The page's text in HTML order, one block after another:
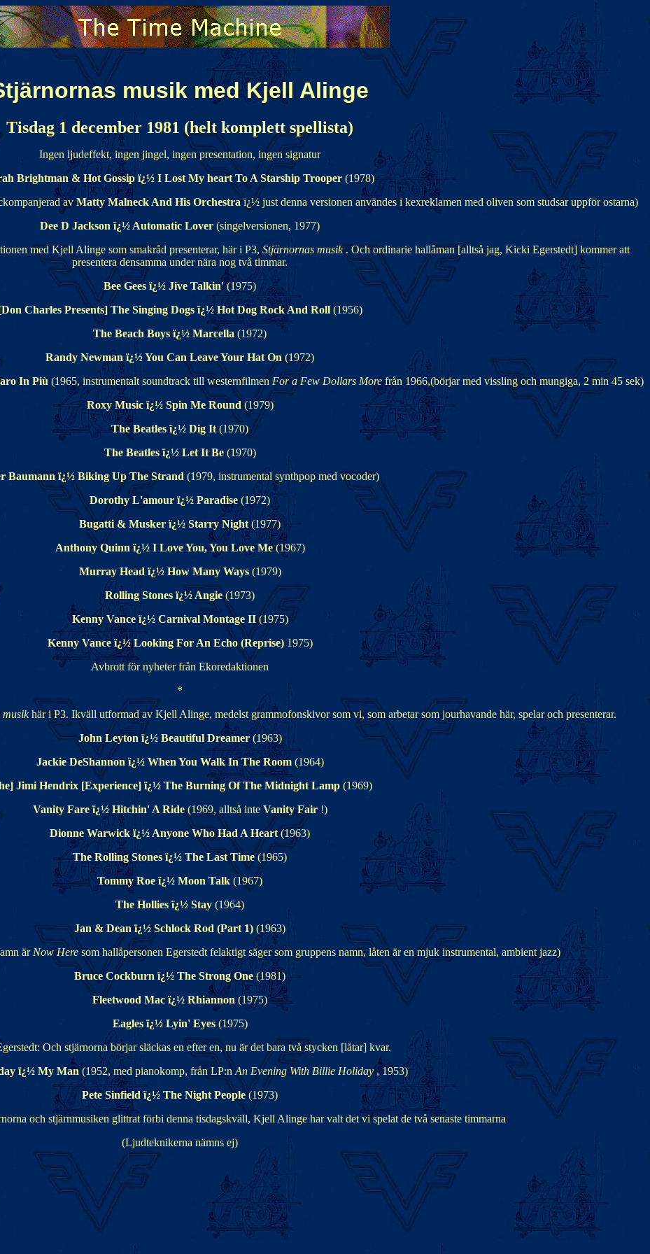
musik med Kjell Alinge
Tisdag 1 december 1981 (helt komplett spellista)
Ingen ljudeffekt, ingen jingel, ingen presentation, ingen signatur
Brightman & Hot Gossip ï¿½ I Lost My heart To A Starship Trooper (1978)
avMatty Malneck And His Orchestra ï¿½ just denna versionen användes i kexreklamen med oliven som studsar uppför ostarna)
Dee D Jackson ï¿½ Automatic Lover (singelversionen, 1977)
med Kjell Alinge som smakråd presenterar, här i P3, Stjärnornas musik. Och ordinarie hallåman [alltså jag, Kicki Egerstedt] kommer att
presentera densamma under nära nog två timmar.
Bee Gees ï¿½ Jive Talkin'(1975)
Charles Presents] The Singing Dogs ï¿½ Hot Dog Rock And Roll (1956)
The Beach Boys ï¿½ Marcella (1972)
Randy Newman ï¿½ You Can Leave Your Hat On (1972)
In Più (1965, instrumentalt soundtrack till westernfilmen For a Few Dollars Morefrån 1966,(börjar med vissling och mungiga, 2 min 45 sek)
Roxy Music ï¿½ Spin Me Round(1979)
The Beatles ï¿½ Dig It(1970)
The Beatles ï¿½ Let It Be (1970)
Baumann ï¿½ Biking Up The Strand (1979, instrumental synthpop med vocoder)
Dorothy L'amour ï¿½ Paradise (1972)
Bugatti & Musker ï¿½ Starry Night(1977)
Anthony Quinn ï¿½ I Love You, You Love Me(1967)
Murray Head ï¿½ How Many Ways (1979)
Rolling Stones ï¿½ Angie (1973)
Kenny Vance ï¿½ Carnival Montage II (1975)
Kenny Vance ï¿½ Looking For An Echo (Reprise) 1975)
Avbrott för nyheter från Ekoredaktionen
*
musikhär i P3. Ikväll utformad av Kjell Alinge, medelst grammofonskivor som vi, som arbetar som jourhavande här, spelar och presenterar.
John Leyton ï¿½ Beautiful Dreamer (1963)
Jackie DeShannon ï¿½ When You Walk In The Room (1964)
Jimi Hendrix [Experience] ï¿½ The Burning Of The Midnight Lamp (1969)
Vanity Fare ï¿½ Hitchin' A Ride (1969, alltså inte Vanity Fair !)
Dionne Warwick ï¿½ Anyone Who Had A Heart(1963)
The Rolling Stones ï¿½ The Last Time (1965)
Tommy Roe ï¿½ Moon Talk (1967)
The Hollies ï¿½ Stay (1964)
Jan & Dean ï¿½ Schlock Rod (Part 1) (1963)
ärNow Here som hallåpersonen Egerstedt felaktigt säger som gruppens namn, låten är en mjuk instrumental, ambient jazz)
Bruce Cockburn ï¿½ The Strong One(1981)
Fleetwood Mac ï¿½ Rhiannon(1975)
Eagles ï¿½ Lyin' Eyes (1975)
Och stjärnorna börjar släckas en efter en, nu är det bara två stycken [låtar] kvar.
ï¿½ My Man (1952, med pianokomp, från LP:nAn Evening With Billie Holiday, 1953)
Pete Sinfield ï¿½ The Night People (1973)
och stjärnmusiken glittrat förbi denna tisdagskväll, Kjell Alinge har valt det vi spelat de två senaste timmarna
(Ljudteknikerna nämns ej)